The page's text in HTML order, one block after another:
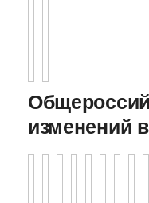
изменений